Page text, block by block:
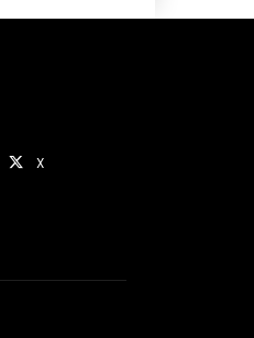
X